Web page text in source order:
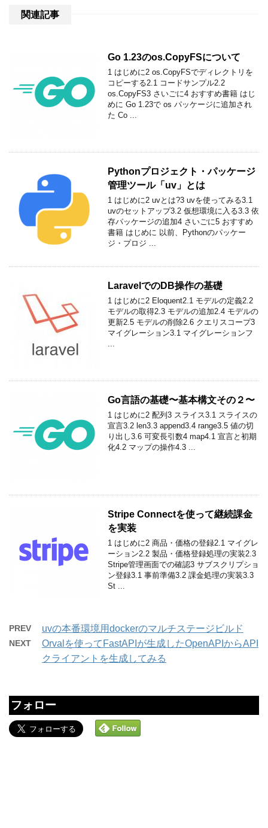
関連記事
Go 1.23のos.CopyFSについて
1 はじめに2 os.CopyFSでディレクトリを
コピーする2.1 コードサンプル2.2
os.CopyFS3 さいごに4 おすすめ書籍 はじ
めに Go 1.23で os パッケージに追加され
た Co ...
Pythonプロジェクト・パッケージ
管理ツール「uv」とは
1 はじめに2 uvとは?3 uvを使ってみる3.1
uvのセットアップ3.2 仮想環境に入る3.3 依
存パッケージの追加4 さいごに5 おすすめ
書籍 はじめに 以前、Pythonのパッケー
ジ・プロジ ...
LaravelでのDB操作の基礎
1 はじめに2 Eloquent2.1 モデルの定義2.2
モデルの取得2.3 モデルの追加2.4 モデルの
更新2.5 モデルの削除2.6 クエリスコープ3
マイグレーション3.1 マイグレーションフ
Go言語の基礎〜基本構文その２〜
1 はじめに2 配列3 スライス3.1 スライスの
宣言3.2 len3.3 append3.4 range3.5 値の切
り出し3.6 可変長引数4 map4.1 宣言と初期
化4.2 マップの操作4.3 ...
Stripe Connectを使って継続課金
を実装
1 はじめに2 商品・価格の登録2.1 マイグレ
ーション2.2 製品・価格登録処理の実装2.3
Stripe管理画面での確認3 サブスクリプショ
ン登録3.1 事前準備3.2 課金処理の実装3.3
St ...
PREV uvの本番環境用dockerのマルチステージビルド
NEXT
Orvalを使ってFastAPIが生成したOpenAPIからAPI
クライアントを生成してみる
フォロー